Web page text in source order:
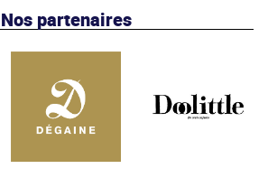
Nos partenaires